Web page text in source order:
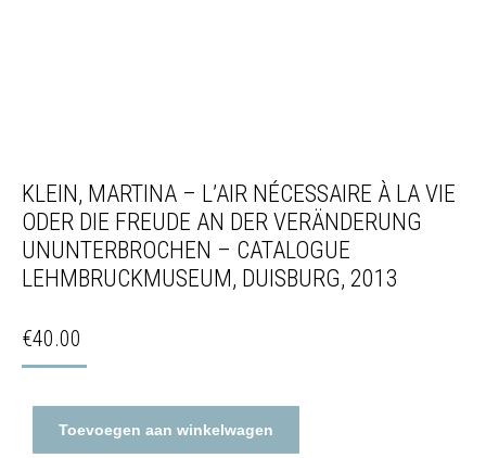
KLEIN, MARTINA – L’AIR NÉCESSAIRE À LA VIE
ODER DIE FREUDE AN DER VERÄNDERUNG
UNUNTERBROCHEN – CATALOGUE
LEHMBRUCKMUSEUM, DUISBURG, 2013
€40.00
Toevoegen aan winkelwagen